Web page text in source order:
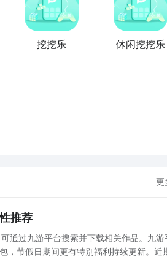
挖挖乐 休闲挖挖乐
更
推荐
通过九游平台搜索并下载相关作品。九游
，节假日期间更有特别福利持续更新。近